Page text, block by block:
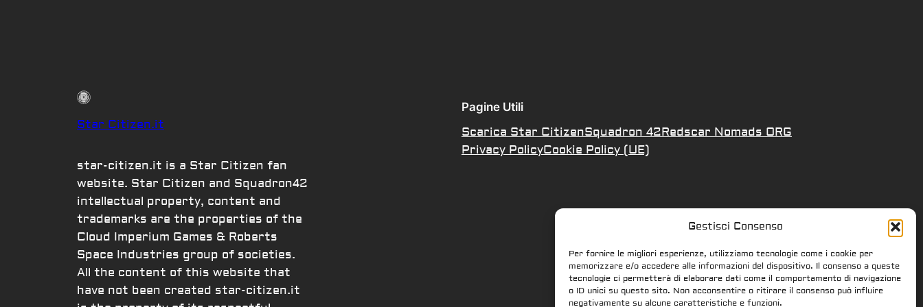
Gestisci Consenso
Per fornire le migliori esperienze, utilizziamo tecnologie come i cookie per
memorizzare e/o accedere alle informazioni del dispositivo. Il consenso a queste
tecnologie ci permetterà di elaborare dati come il comportamento di navigazione
o ID unici su questo sito. Non acconsentire o ritirare il consenso può influire
negativamente su alcune caratteristiche e funzioni.
Star Citizen.it
star-citizen.it is a Star Citizen fan
website. Star Citizen and Squadron42
intellectual property, content and
trademarks are the properties of the
Cloud Imperium Games & Roberts
Space Industries group of societies.
All the content of this website that
have not been created star-citizen.it
Pagine Utili
Scarica Star CitizenSquadron 42Redscar Nomads ORG
Privacy PolicyCookie Policy (UE)